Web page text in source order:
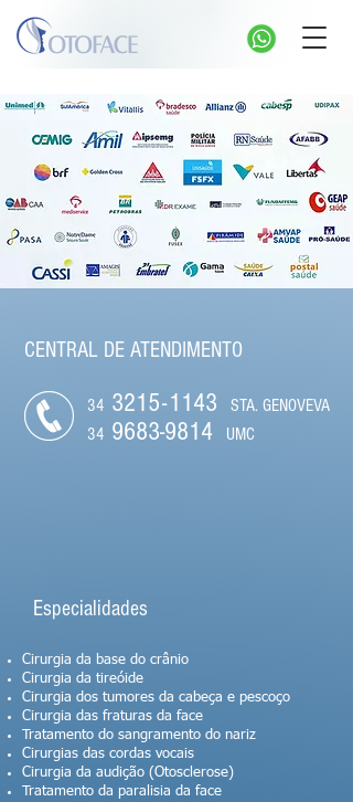
CENTRAL DE ATENDIMENTO
34 3215-1143
STA. GENOVEVA
34 9683-9814 UMC
Especialidades
Cirurgia da base do crânio
Cirurgia da tireóide
Cirurgia dos tumores da cabeça e pescoço
Cirurgia das fraturas da face
Tratamento do sangramento do nariz
Cirurgias das cordas vocais
Cirurgia da audição (Otosclerose)
Tratamento da paralisia da face